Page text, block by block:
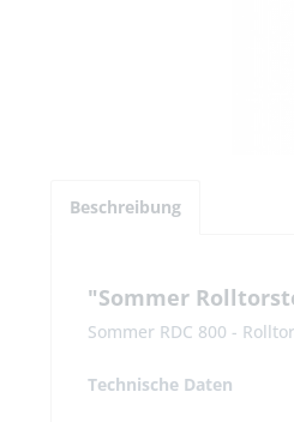
Beschreibung
"Sommer
Sommer RDC 800 -
Technische Daten